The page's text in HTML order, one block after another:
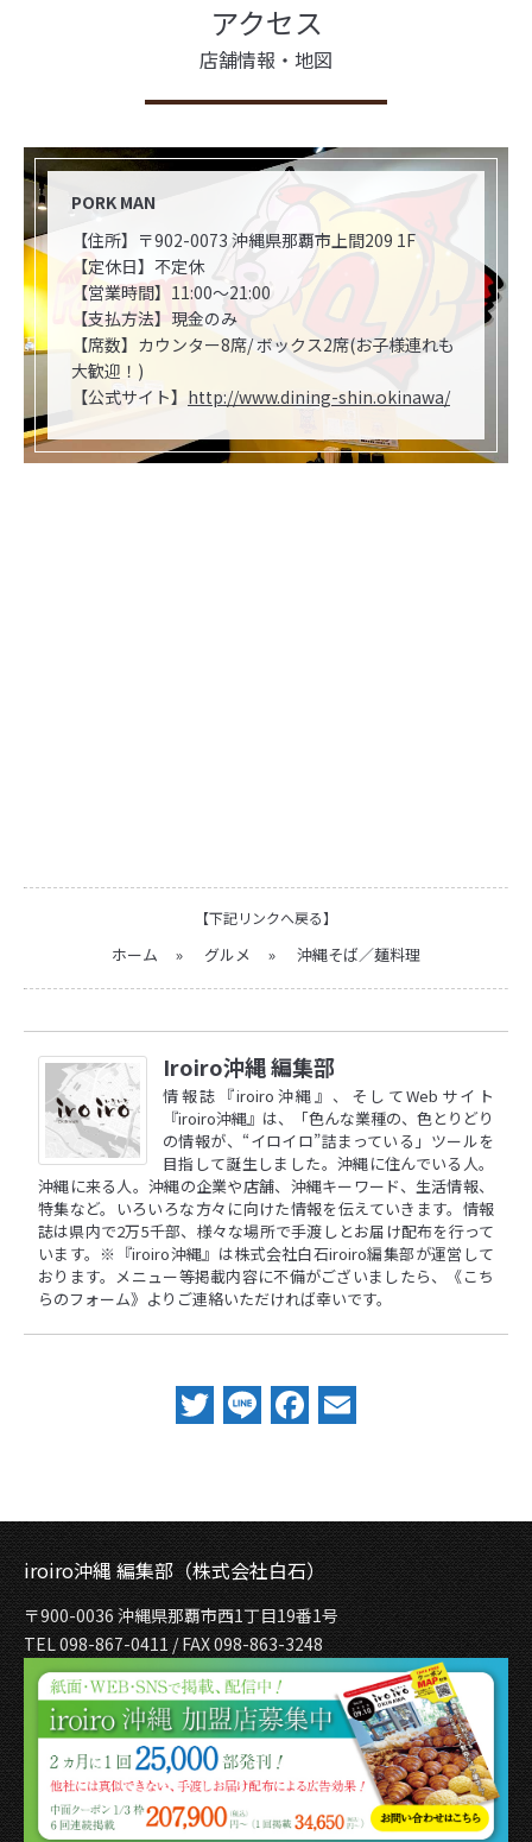
アクセス
店舗情報・地図
PORK MAN
【住所】〒902-0073 沖縄県那覇市上間209 1F
【定休日】不定休
【営業時間】11:00～21:00
【支払方法】現金のみ
【席数】カウンター8席/ ボックス2席(お子様連れも
大歓迎！)
【公式サイト】 http://www.dining-shin.okinawa/
【下記リンクへ戻る】
ホーム » グルメ » 沖縄そば／麺料理
Iroiro沖縄 編集部
情報誌『iroiro沖縄』、そしてWebサイト
『iroiro沖縄』は、「色んな業種の、色とりどり
の情報が、“イロイロ”詰まっている」ツールを
目指して誕生しました。沖縄に住んでいる人。
沖縄に来る人。沖縄の企業や店舗、沖縄キーワード、生活情報、
特集など。いろいろな方々に向けた情報を伝えていきます。情報
誌は県内で2万5千部、様々な場所で手渡しとお届け配布を行って
います。※『iroiro沖縄』は株式会社白石iroiro編集部が運営して
おります。メニュー等掲載内容に不備がございましたら、
《こち
らのフォーム》 よりご連絡いただければ幸いです。
Twitter
LineFacebook
iroiro沖縄 編集部（株式会社白石）
〒900-0036 沖縄県那覇市西1丁目19番1号
TEL 098-867-0411 / FAX 098-863-3248